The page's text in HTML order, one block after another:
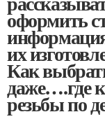
оформить
их
Как
даже….где
резьбы по